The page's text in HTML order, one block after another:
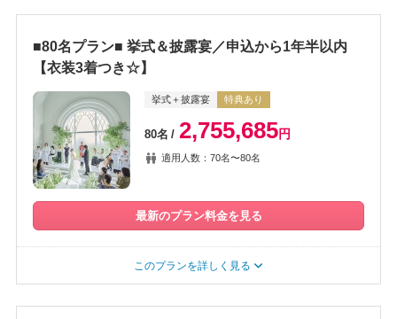
■80名プラン■ 挙式＆披露宴／申込から1年半以内
【衣装3着つき☆】
挙式＋披露宴 特典あり
80名 2,755,685円
適用人数：70名〜80名
最新のプラン料金を見る
このプランを詳しく見る